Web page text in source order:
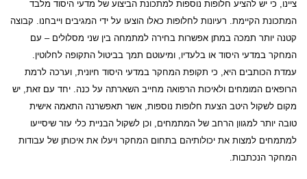
ציינו, כי יש להציע חלופות נוספות למתכונת הביצוע של מדעי היסוד מלבד
המתכונת הקיימת. רעיונות לחלופות כאלו הוצעו על ידי המגיבים וייבחנו. קבוצה
קטנה יותר תמכה במתן אפשרות בחירה למתמחה בין שני מסלולים – עם
המחקר במדעי היסוד או בלעדיו, ומיעוטם תמך בביטול התקופה לחלוטין.
עמדת הכותבים היא, כי תקופת המחקר במדעי היסוד חיונית, וערכה לרמת
הרופאים המומחים ולאיכות הרפואה מחייב השארתה על כנה. יחד עם זאת, יש
מקום לשקול היטב הצעת חלופות נוספות, אשר תאפשרנה התאמה אישית
טובה יותר למגוון הרחב של המתמחים, וכן לשקול הבניית כלי עזר שיסייעו
למתמחים למצות את יכולותיהם בתחום המחקר ויעלו את איכותן של עבודות
המחקר הנכתבות.